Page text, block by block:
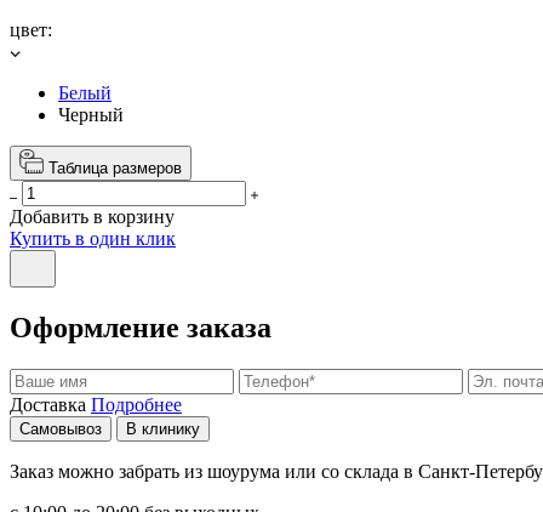
цвет:
Белый
Черный
Таблица размеров
Добавить в корзину
Купить в один клик
Оформление заказа
Доставка Подробнее
Самовывоз В клинику
Заказ можно забрать из шоурума или со склада в Санкт-